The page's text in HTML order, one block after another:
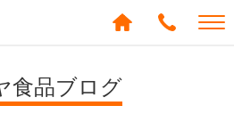
食品ブログ